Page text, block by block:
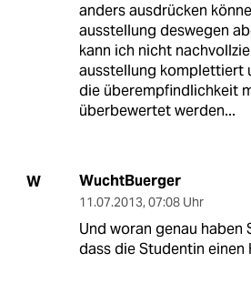
anders ausdrücken
ausstellung deswegen
kann ich nicht
ausstellung komplettiert
die überempfindlichkeit
überbewertet werden...
W WuchtBuerger
11.07.2013, 07:08 Uhr
Und woran genau haben
dass die Studentin einen